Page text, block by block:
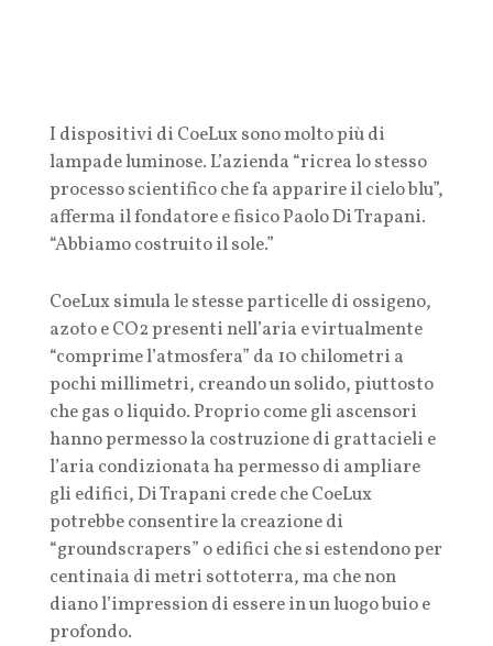
I dispositivi di CoeLux sono molto più di
lampade luminose. L’azienda “ricrea lo stesso
processo scientifico che fa apparire il cielo blu”,
afferma il fondatore e fisico Paolo Di Trapani.
“Abbiamo costruito il sole.”
CoeLux simula le stesse particelle di ossigeno,
azoto e CO2 presenti nell’aria e virtualmente
“comprime l’atmosfera” da 10 chilometri a
pochi millimetri, creando un solido, piuttosto
che gas o liquido. Proprio come gli ascensori
hanno permesso la costruzione di grattacieli e
l’aria condizionata ha permesso di ampliare
gli edifici, Di Trapani crede che CoeLux
potrebbe consentire la creazione di
“groundscrapers” o edifici che si estendono per
centinaia di metri sottoterra, ma che non
diano l’impression di essere in un luogo buio e
profondo.